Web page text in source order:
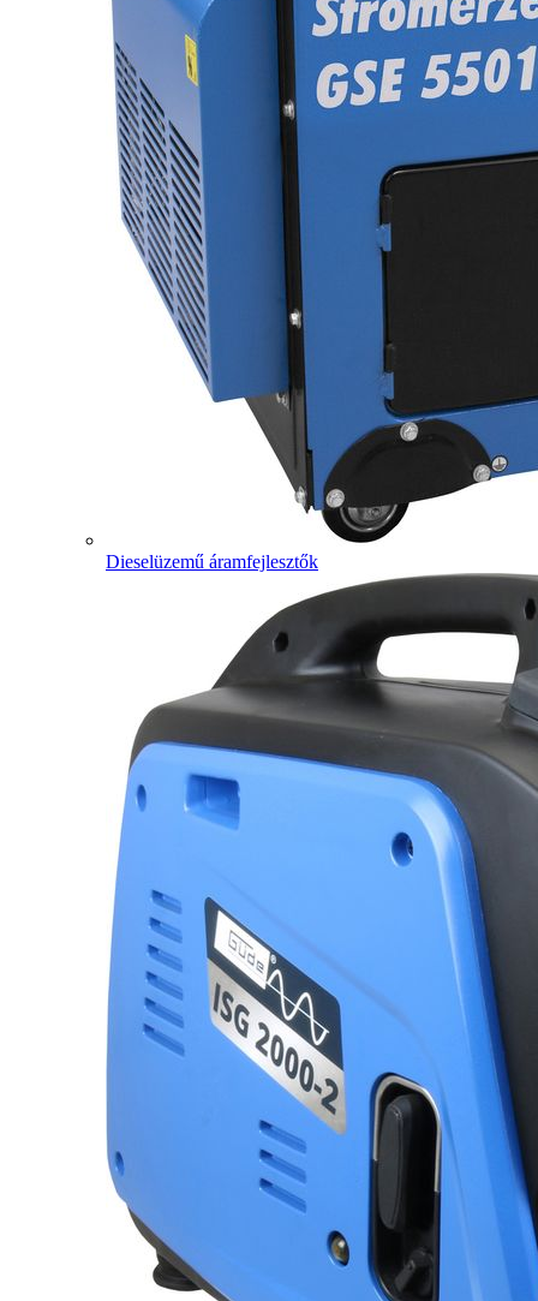
Dieselüzemű áramfejlesztők